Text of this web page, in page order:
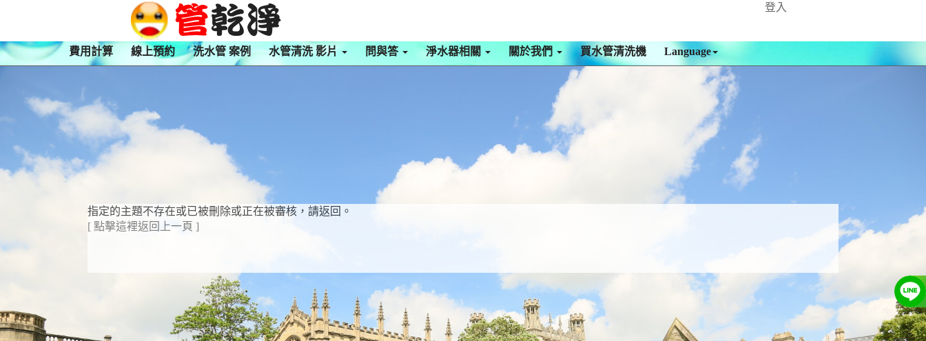
登入
費用計算 線上預約 洗水管 案例 水管清洗 影片 問與答 淨水器相關 關於我們 買水管清洗機 Language
指定的主題不存在或已被刪除或正在被審核，請返回。
[ 點擊這裡返回上一頁 ]